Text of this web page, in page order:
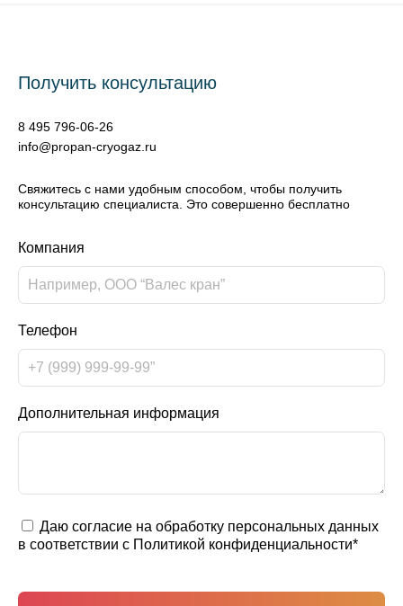
Получить консультацию
Свяжитесь с нами удобным способом, чтобы получить
консультацию специалиста. Это совершенно бесплатно
8 495 796-06-26
info@propan-cryogaz.ru
Компания
Телефон
Дополнительная информация
Даю согласие на обработку персональных данных
в соответствии с Политикой конфиденциальности*